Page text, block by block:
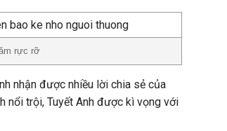
rực rỡ
nhận được nhiều lời chia sẻ của
nổi trội, Tuyết Anh được kì vọng với